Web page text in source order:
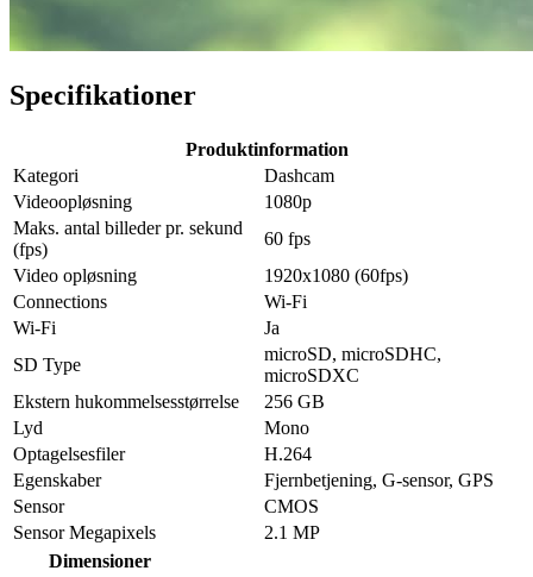
Specifikationer
Produktinformation
Kategori
Dashcam
Videoopløsning
1080p
Maks. antal billeder pr. sekund
(fps)
60 fps
Video opløsning
1920x1080 (60fps)
Connections
Wi-Fi
Wi-Fi
Ja
SD Type
microSD, microSDHC,
microSDXC
Ekstern hukommelsesstørrelse
256 GB
Lyd
Mono
Optagelsesfiler
H.264
Egenskaber
Fjernbetjening, G-sensor, GPS
Sensor
CMOS
Sensor Megapixels
2.1 MP
Dimensioner